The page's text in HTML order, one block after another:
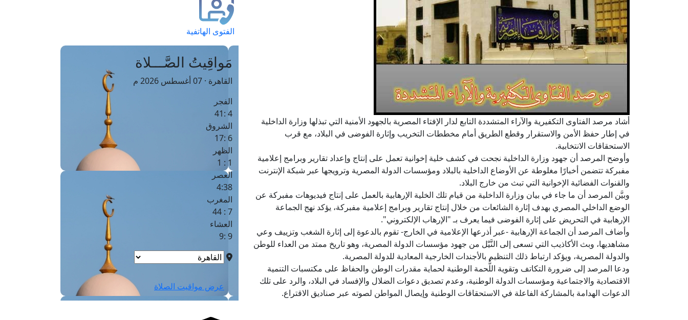
أشاد مرصد الفتاوى التكفيرية والآراء المتشددة التابع لدار الإفتاء المصرية بالجهود الأمنية التي تبذلها وزارة الداخلية
في إطار حفظ الأمن والاستقرار وقطع الطريق أمام مخططات التخريب وإثارة الفوضى في البلاد، مع قرب
الاستحقاقات الانتخابية.
وأوضح المرصد أن جهود وزارة الداخلية نجحت في كشف خلية إخوانية تعمل على إنتاج وإعداد تقارير وبرامج إعلامية
مفبركة تتضمن أخبارًا مغلوطة عن الأوضاع الداخلية بالبلاد ومؤسسات الدولة المصرية وترويجها عبر شبكة الإنترنت
والقنوات الفضائية الإخوانية التي تبث من خارج البلاد.
وبيَّن المرصد أن ما جاء في بيان وزارة الداخلية من قيام تلك الخلية الإرهابية بالعمل على إنتاج فيديوهات مفبركة عن
الوضع الداخلي المصري بهدف إثارة الشائعات من خلال إنتاج تقارير وبرامج إعلامية مفبركة، يؤكد نهج الجماعة
الإرهابية في التحريض على إثارة الفوضى فيما يعرف بـ "الإرهاب الإلكتروني".
وأضاف المرصد أن الجماعة الإرهابية -عبر أذرعها الإعلامية في الخارج- تقوم بالدعوة إلى إثارة الشغب وتزييف وعي
مشاهديها، وبث الأكاذيب التي تسعى إلى النَّيْل من جهود مؤسسات الدولة المصرية، وهو تاريخ ممتد من العداء للوطن
والدولة المصرية، ويؤكد ارتباط ذلك التنظيم بالأجندات الخارجية المعادية للدولة المصرية.
ودعا المرصد إلى ضرورة التكاتف وتقوية اللُّحمة الوطنية لحماية مقدرات الوطن والحفاظ على مكتسبات التنمية
الاقتصادية والاجتماعية ومؤسسات الدولة الوطنية، وعدم تصديق دعوات الضلال والإفساد في البلاد، والرد على تلك
الدعوات الهدامة بالمشاركة الفاعلة في الاستحقاقات الوطنية وإيصال المواطن لصوته عبر صناديق الاقتراع.
الفتوى الهاتفية
مَواقِيتُ الصَّـــلاة
القاهرة · 07 أغسطس 2026 م
الفجر
4 :41
الشروق
6 :17
الظهر
1 : 1
العصر
4:38
المغرب
7 : 44
العشاء
9 :9
عرض مواقيت الصلاة